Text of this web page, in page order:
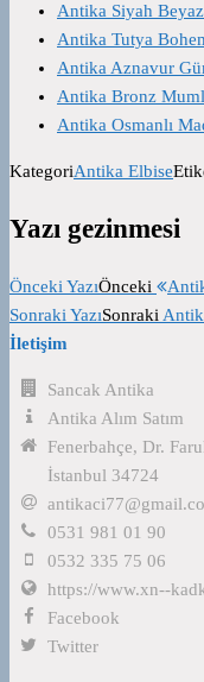
Antika Siyah
Antika Tutya
Antika Aznavur
Antika Bronz
Antika Osmanlı
KategoriAntika Elbise
Yazı gezinmesi
Önceki YazıÖnceki
Sonraki YazıSonraki
İletişim
Sancak Antika
Antika Alım Satım
Fenerbahçe, Dr.
İstanbul 34724
0531 981 01 90
0532 335 75 06
https://www.xn--
Facebook
Twitter